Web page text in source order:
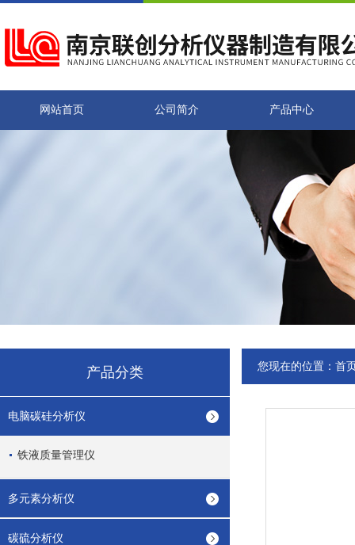
网站首页 公司简介 产品中心
产品分类
电脑碳硅分析仪
铁液质量管理仪
多元素分析仪
碳硫分析仪
您现在的位置： 首